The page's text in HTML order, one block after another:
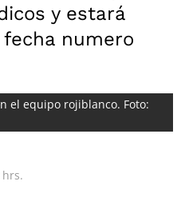
y estará
numero
el equipo rojiblanco. Foto:
hrs.